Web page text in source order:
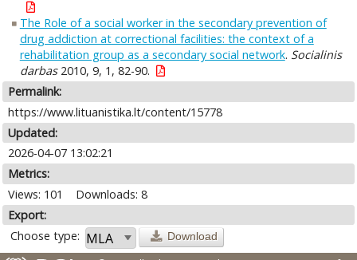
The Role of a social worker in the secondary prevention of
drug addiction at correctional facilities: the context of a
rehabilitation group as a secondary social network. Socialinis
darbas2010, 9, 1, 82-90.
Permalink:
https://www.lituanistika.lt/content/15778
Updated:
2026-04-07 13:02:21
Metrics:
Views: 101
Downloads: 8
Export:
Choose type:
Download